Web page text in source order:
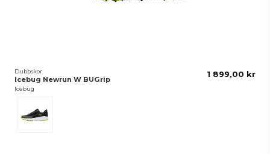
Dubbskor
Icebug Newrun W BUGrip
Icebug
1 899,00 kr